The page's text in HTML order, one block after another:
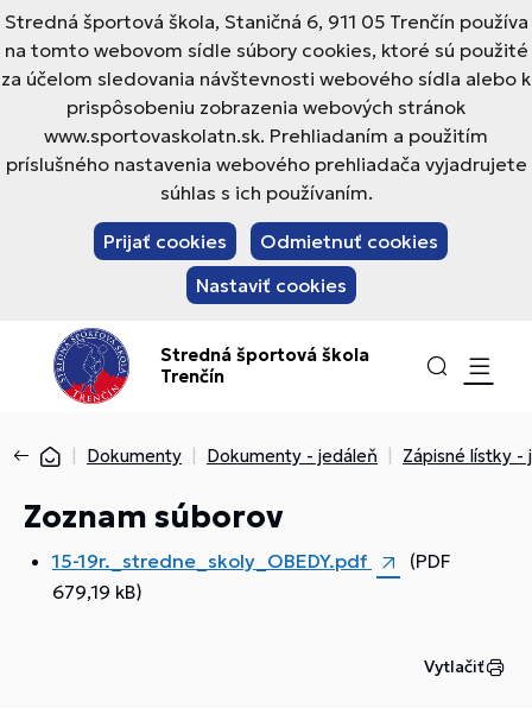
Stredná športová škola, Staničná 6, 911 05 Trenčín používa
na tomto webovom sídle súbory cookies, ktoré sú použité
za účelom sledovania návštevnosti webového sídla alebo k
prispôsobeniu zobrazenia webových stránok
www.sportovaskolatn.sk. Prehliadaním a použitím
príslušného nastavenia webového prehliadača vyjadrujete
súhlas s ich používaním.
Prijať cookies
Odmietnuť cookies
Nastaviť cookies
Stredná športová škola
Trenčín
Dokumenty Dokumenty - jedáleň Zápisné lístky -
Zoznam súborov
15-19r._stredne_skoly_OBEDY.pdf
(PDF
679,19 kB)
Vytlačiť